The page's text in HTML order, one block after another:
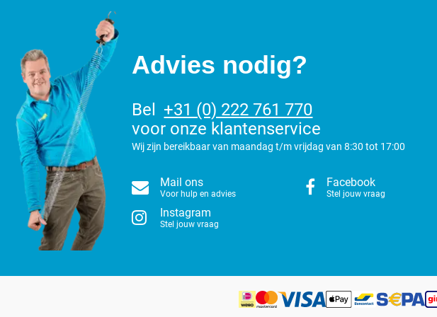
Advies nodig?
Bel
+31 (0) 222 761 770
voor onze klantenservice
Wij zijn bereikbaar van maandag t/m vrijdag van 8:30 tot 17:00
Mail ons
Voor hulp en advies
Facebook
Stel jouw vraag
Instagram
Stel jouw vraag